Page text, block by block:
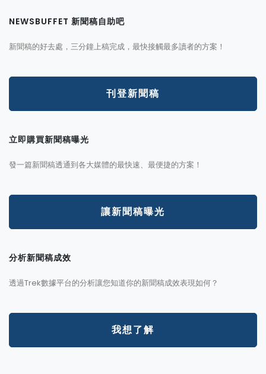
NEWSBUFFET 新聞稿自助吧
新聞稿的好去處，三分鐘上稿完成，最快接觸最多讀者的方案！
刊登新聞稿
立即購買新聞稿曝光
發一篇新聞稿透通到各大媒體的最快速、最便捷的方案！
讓新聞稿曝光
分析新聞稿成效
透過Trek數據平台的分析讓您知道你的新聞稿成效表現如何？
我想了解